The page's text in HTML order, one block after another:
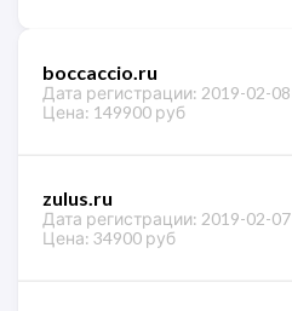
boccaccio.ru
Дата регистрации: 2019-02-08
Цена: 149900 руб
zulus.ru
Дата регистрации: 2019-02-07
Цена: 34900 руб